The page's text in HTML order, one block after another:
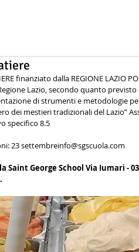
finanziato dalla REGIONE LAZIO
Lazio, secondo quanto previsto
di strumenti e metodologie
dei mestieri tradizionali del Lazio”
specifico 8.5
23 settembreinfo@sgscuola.com
George School Via Iumari -